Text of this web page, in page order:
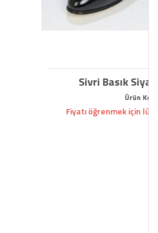
Rugan (101SBSR)
lütfen bizimle iletişime geçin.